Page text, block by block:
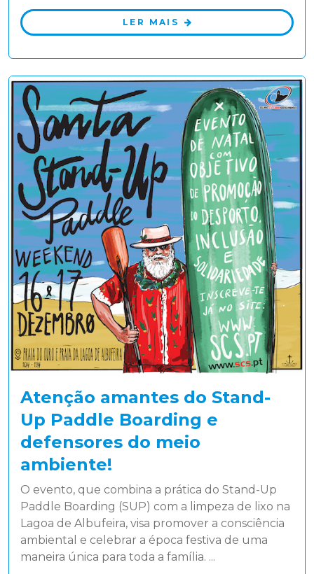
LER MAIS
Atenção amantes do Stand-
Up Paddle Boarding e
defensores do meio
ambiente!
O evento, que combina a prática do Stand-Up
Paddle Boarding (SUP) com a limpeza de lixo na
Lagoa de Albufeira, visa promover a consciência
ambiental e celebrar a época festiva de uma
maneira única para toda a família. ...